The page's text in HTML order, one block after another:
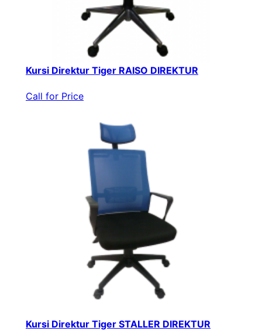
Kursi Direktur Tiger RAISO DIREKTUR
Call for Price
Kursi Direktur Tiger STALLER DIREKTUR